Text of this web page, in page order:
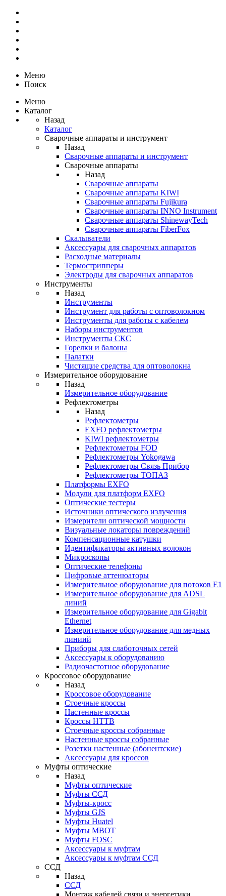
Меню
Поиск
Меню
Каталог
Назад
Каталог
Сварочные аппараты и инструмент
Назад
Сварочные аппараты и инструмент
Сварочные аппараты
Назад
Сварочные аппараты
Сварочные аппараты KIWI
Сварочные аппараты Fujikura
Сварочные аппараты INNO Instrument
Сварочные аппараты ShinewayTech
Cварочные аппараты FiberFox
Скалыватели
Аксессуары для сварочных аппаратов
Расходные материалы
Термострипперы
Электроды для сварочных аппаратов
Инструменты
Назад
Инструменты
Инструмент для работы с оптоволокном
Инструменты для работы с кабелем
Наборы инструментов
Инструменты СКС
Горелки и балоны
Палатки
Чистящие средства для оптоволокна
Измерительное оборудование
Назад
Измерительное оборудование
Рефлектометры
Назад
Рефлектометры
EXFO рефлектометры
KIWI рефлектометры
Рефлектометры FOD
Рефлектометры Yokogawa
Рефлектометры Связь Прибор
Рефлектометры ТОПАЗ
Платформы EXFO
Модули для платформ EXFO
Оптические тестеры
Источники оптического излучения
Измерители оптической мощности
Визуальные локаторы повреждений
Компенсационные катушки
Идентификаторы активных волокон
Микроскопы
Оптические телефоны
Цифровые аттенюаторы
Измерительное оборудование для потоков Е1
Измерительное оборудование для ADSL
линий
Измерительное оборудование для Gigabit
Ethernet
Измерительное оборудование для медных
линиий
Приборы для слаботочных сетей
Аксессуары к оборудованию
Радиочастотное оборудование
Кроссовое оборудование
Назад
Кроссовое оборудование
Стоечные кроссы
Настенные кроссы
Кроссы HTTB
Стоечные кроссы собранные
Настенные кроссы собранные
Розетки настенные (абонентские)
Аксессуары для кроссов
Муфты оптические
Назад
Муфты оптические
Муфты ССД
Муфты-кросс
Муфты GJS
Муфты Huatel
Муфты МВОТ
Муфты FOSC
Аксессуары к муфтам
Аксессуары к муфтам ССД
ССД
Назад
ССД
Монтаж кабелей связи и энергетики